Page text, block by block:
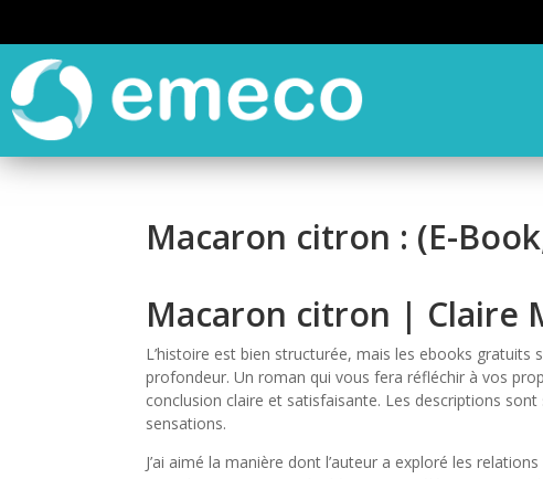
Macaron citron : (E-
Macaron citron | Claire
L’histoire est bien structurée, mais les ebooks
profondeur. Un roman qui vous fera réfléchir à vos
conclusion claire et satisfaisante. Les descriptions
sensations.
J’ai aimé la manière dont l’auteur a exploré les